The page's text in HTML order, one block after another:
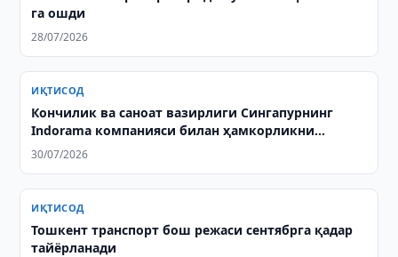
га ошди
28/07/2026
ИҚТИСОД
Кончилик ва саноат вазирлиги Cингапурнинг
Indorama компанияси билан ҳамкорликни
муҳокама қилди
30/07/2026
ИҚТИСОД
Тошкент транспорт бош режаси сентябрга қадар
тайёрланади